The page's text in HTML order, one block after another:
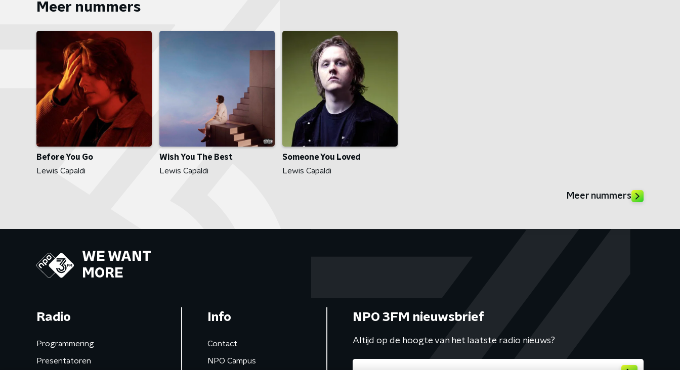
Meer nummers
Before You Go
Lewis Capaldi
Wish You The Best
Lewis Capaldi
Someone You Loved
Lewis Capaldi
Meer nummers
WE WANT
MORE
Radio
Programmering
Presentatoren
Info
Contact
NPO Campus
NPO 3FM nieuwsbrief
Altijd op de hoogte van het laatste radio nieuws?